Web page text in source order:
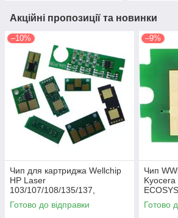
Акційні пропозиції та новинки
–10%
Чип для картриджа Wellchip
HP Laser
103/107/108/135/137,
W1106A, 1K (CHW1106A)
Готово до відправки
–9%
Чип
25 000
TK3430)
Готово